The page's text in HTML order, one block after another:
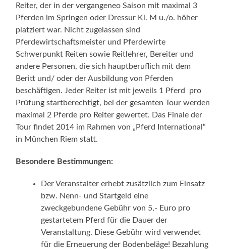
Reiter, der in der vergangeneo Saison mit maximal 3
Pferden im Springen oder Dressur Kl. M u./o. höher
platziert war. Nicht zugelassen sind
Pferdewirtschaftsmeister und Pferdewirte
Schwerpunkt Reiten sowie Reitlehrer, Bereiter und
andere Personen, die sich hauptberuflich mit dem
Beritt und/ oder der Ausbildung von Pferden
beschäftigen. Jeder Reiter ist mit jeweils 1 Pferd pro
Prüfung startberechtigt, bei der gesamten Tour werden
maximal 2 Pferde pro Reiter gewertet. Das Finale der
Tour findet 2014 im Rahmen von „Pferd International“
in München Riem statt.
Besondere Bestimmungen:
Der Veranstalter erhebt zusätzlich zum Einsatz
bzw. Nenn- und Startgeld eine
zweckgebundene Gebühr von 5,- Euro pro
gestartetem Pferd für die Dauer der
Veranstaltung. Diese Gebühr wird verwendet
für die Erneuerung der Bodenbeläge! Bezahlung